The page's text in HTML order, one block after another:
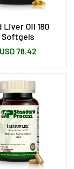
Liver Oil 180
Softgels
Precio
USD 78.42